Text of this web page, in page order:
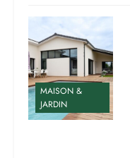
MAISON &
JARDIN